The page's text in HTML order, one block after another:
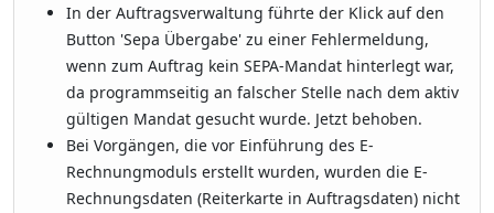
In der Auftragsverwaltung führte der Klick auf den
Button 'Sepa Übergabe' zu einer Fehlermeldung,
wenn zum Auftrag kein SEPA-Mandat hinterlegt war,
da programmseitig an falscher Stelle nach dem aktiv
gültigen Mandat gesucht wurde. Jetzt behoben.
Bei Vorgängen, die vor Einführung des E-
Rechnungmoduls erstellt wurden, wurden die E-
Rechnungsdaten (Reiterkarte in Auftragsdaten) nicht